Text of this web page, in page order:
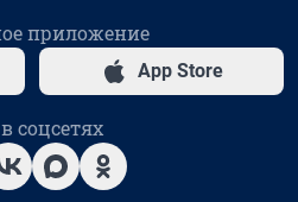
приложение
App Store
соцсетях